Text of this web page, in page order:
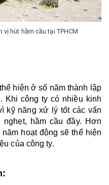
hút hầm cầu tại TPHCM
hiện ở số năm thành lập
Khi công ty có nhiều kinh
kỹ năng xử lý tốt các vấn
hầm cầu đầy. Hơn
hoạt động sẽ thể hiện
của công ty.